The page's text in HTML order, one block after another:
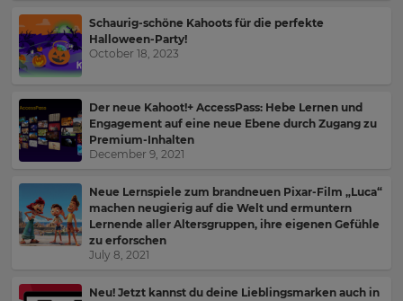
Schaurig-schöne Kahoots für die perfekte
Halloween-Party!
October 18, 2023
Der neue Kahoot!+ AccessPass: Hebe Lernen und
Engagement auf eine neue Ebene durch Zugang zu
Premium-Inhalten
December 9, 2021
Neue Lernspiele zum brandneuen Pixar-Film „Luca“
machen neugierig auf die Welt und ermuntern
Lernende aller Altersgruppen, ihre eigenen Gefühle
zu erforschen
July 8, 2021
Neu! Jetzt kannst du deine Lieblingsmarken auch in
Update
your
language,
region
currency.
Region
will
set
your
country
purposes.